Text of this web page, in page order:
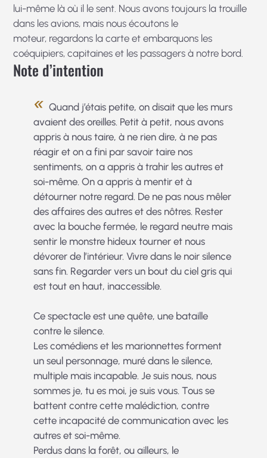
lui-même là où il le sent. Nous avons toujours la trouille
dans les avions, mais nous écoutons le
moteur, regardons la carte et embarquons les
coéquipiers, capitaines et les passagers à notre bord.
Note d’intention
Quand j’étais petite, on disait que les murs
avaient des oreilles. Petit à petit, nous avons
appris à nous taire, à ne rien dire, à ne pas
réagir et on a fini par savoir taire nos
sentiments, on a appris à trahir les autres et
soi-même. On a appris à mentir et à
détourner notre regard. De ne pas nous mêler
des affaires des autres et des nôtres. Rester
avec la bouche fermée, le regard neutre mais
sentir le monstre hideux tourner et nous
dévorer de l’intérieur. Vivre dans le noir silence
sans fin. Regarder vers un bout du ciel gris qui
est tout en haut, inaccessible.
Ce spectacle est une quête, une bataille
contre le silence.
Les comédiens et les marionnettes forment
un seul personnage, muré dans le silence,
multiple mais incapable. Je suis nous, nous
sommes je, tu es moi, je suis vous. Tous se
battent contre cette malédiction, contre
cette incapacité de communication avec les
autres et soi-même.
Perdus dans la forêt, ou ailleurs, le